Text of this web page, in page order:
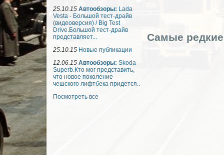
25.10.15 Автообзоры: Lada
Vesta - Большой тест-драйв
(видеоверсия) / Big Test
Drive.Большой тест-драйв
представляет...
25.10.15 Новые публикации
12.06.15 Автообзоры: Skoda
Superb.Кто мог представить,
что новое поколение
чешского лифтбека придется..
Посмотреть все
Cамые